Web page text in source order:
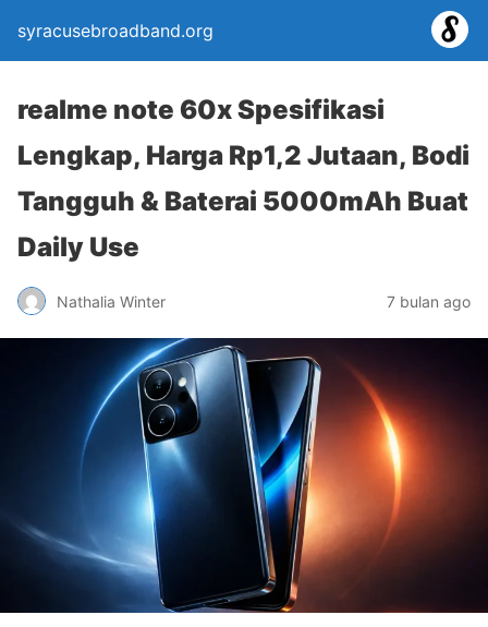
syracusebroadband.org
realme note 60x Spesifikasi
Lengkap, Harga Rp1,2 Jutaan, Bodi
Tangguh & Baterai 5000mAh Buat
Daily Use
Nathalia Winter 7 bulan ago